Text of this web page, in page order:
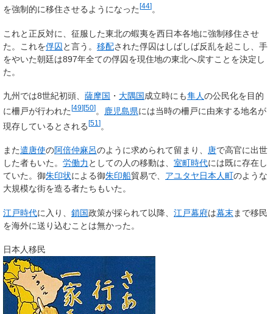
を強制的に移住させるようになった [44] 。
これと正反対に、征服した東北の蝦夷を西日本各地に強制移住させ
た。これを俘囚 と言う。 移配された俘囚はしばしば反乱を起こし、手
をやいた朝廷は897年全ての俘囚を現住地の東北へ戻すことを決定し
た。
九州では8世紀初頭、 薩摩国 ・ 大隅国成立時にも隼人の公民化を目的
に柵戸が行われた [49][50] 。 鹿児島県には当時の柵戸に由来する地名が
現存しているとされる[51 ]。
また遣唐使の阿倍仲麻呂のように求められて留まり、 唐で高官に出世
した者もいた。 労働力 としての人の移動は、 室町時代には既に存在し
ていた。 御朱印状による御朱印船貿易で、 アユタヤ日本人町のような
大規模な街を造る者たちもいた。
江戸時代に入り、 鎖国政策が採られて以降、 江戸幕府は幕末まで移民
を海外に送り込むことは無かった。
日本人移民